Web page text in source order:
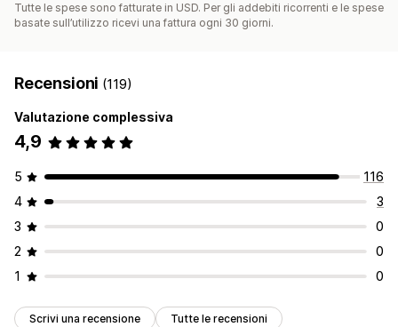
Tutte le spese sono fatturate in USD. Per gli addebiti ricorrenti e le spese
basate sull’utilizzo ricevi una fattura ogni 30 giorni.
Recensioni (119)
Valutazione complessiva
4,9
5
116
4
3
3
0
2
0
1
0
Scrivi una recensione Tutte le recensioni